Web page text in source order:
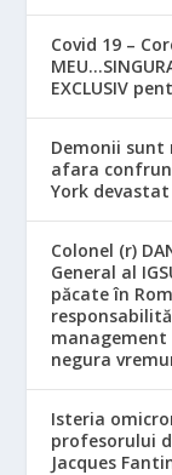
Covid 19 –
EXCLUSIV
Demonii sunt
afara
York devastat
Colonel (r)
General al
păcate în
negura
Isteria
profesorului
Jacques